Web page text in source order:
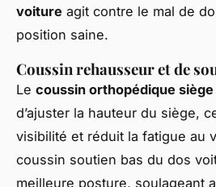
voiture agit contre le mal de
position saine.
Coussin rehausseur et de
Le coussin orthopédique siège
d’ajuster la hauteur du siège,
visibilité et réduit la fatigue au
coussin soutien bas du dos
meilleure posture, soulageant